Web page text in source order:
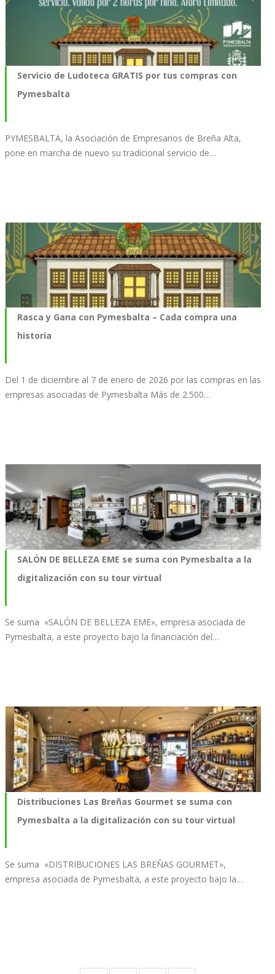
Servicio de Ludoteca GRATIS por tus compras con
Pymesbalta
PYMESBALTA, la Asociación de Empresarios de Breña Alta,
pone en marcha de nuevo su tradicional servicio de…
Rasca y Gana con Pymesbalta – Cada compra una
historia
Del 1 de diciembre al 7 de enero de 2026 por las compras en las
empresas asociadas de Pymesbalta Más de 2.500…
SALÓN DE BELLEZA EME se suma con Pymesbalta a la
digitalización con su tour virtual
Se suma «SALÓN DE BELLEZA EME», empresa asociada de
Pymesbalta, a este proyecto bajo la financiación del…
Distribuciones Las Breñas Gourmet se suma con
Pymesbalta a la digitalización con su tour virtual
Se suma «DISTRIBUCIONES LAS BREÑAS GOURMET»,
empresa asociada de Pymesbalta, a este proyecto bajo la…